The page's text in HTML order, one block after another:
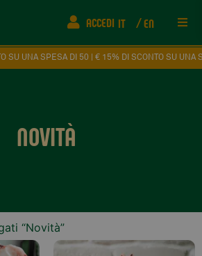
ACCEDI IT EN
SPESA DI 50 | € 15% DI SCONTO SU UNA
NOVITÀ
“Novità”